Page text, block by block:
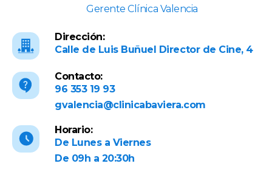
Gerente Clínica Valencia
Dirección:
Calle de Luis Buñuel Director de Cine, 4
Contacto:
96 353 19 93
gvalencia@clinicabaviera.com
Horario:
De Lunes a Viernes
De 09h a 20:30h